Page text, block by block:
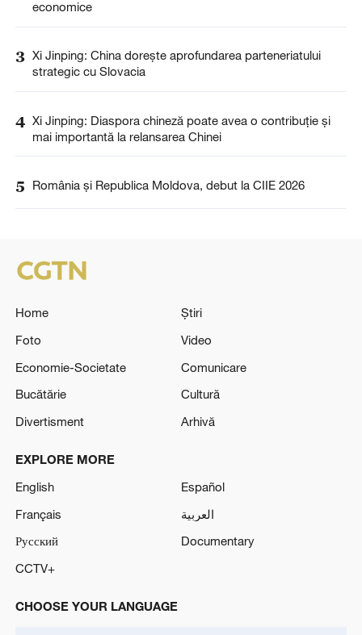
economice
3 Xi Jinping: China dorește aprofundarea parteneriatului
strategic cu Slovacia
4 Xi Jinping: Diaspora chineză poate avea o contribuție și
mai importantă la relansarea Chinei
5 România și Republica Moldova, debut la CIIE 2026
Home
Știri
Foto
Video
Economie-Societate
Comunicare
Bucătărie
Cultură
Divertisment
Arhivă
EXPLORE MORE
English
Español
Français
العربية
Русский
Documentary
CCTV+
CHOOSE YOUR LANGUAGE